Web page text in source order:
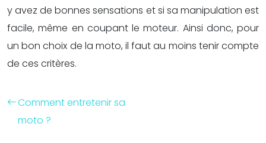
y avez de bonnes sensations et si sa manipulation est
facile, même en coupant le moteur. Ainsi donc, pour
un bon choix de la moto, il faut au moins tenir compte
de ces critères.
Comment entretenir sa
moto ?